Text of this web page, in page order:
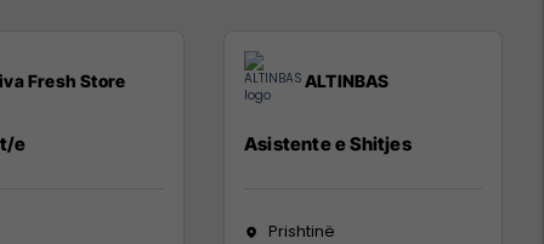
Fresh Store
e
ALTINBAS
Asistente e Shitjes
Prishtinë